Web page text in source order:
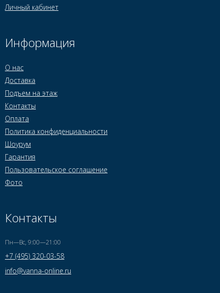
Личный кабинет
Информация
О нас
Доставка
Подъем на этаж
Контакты
Оплата
Политика конфиденциальности
Шоурум
Гарантия
Пользовательское соглашение
Фото
Контакты
Пн—Вс, 9:00—21:00
+7 (495) 320-03-58
info@vanna-online.ru